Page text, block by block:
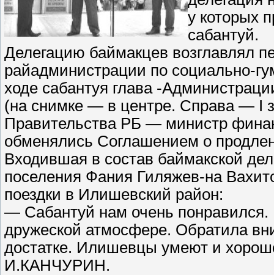
у которых
сабантуй.
Делегацию баймакцев возглавлял
райадминистрации по социально-
ходе сабантуя глава -
(на снимке — в центре. Справа — I
Правительства РБ — министр
обменялись Соглашением о
Входившая в состав баймакской
поселения Фания Гиляжев-на
поездки в Илишевский район:
— Сабантуй нам очень
дружеской атмосфере. Обратила
достатке. Илишевцы умеют и
И.КАНЧУРИН.